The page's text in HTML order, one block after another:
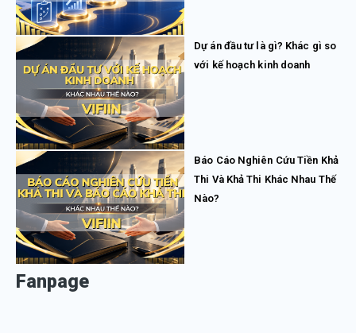
Dự án đầu tư là gì? Khác gì so
với kế hoạch kinh doanh
Báo Cáo Nghiên Cứu Tiền Khả
Thi Và Khả Thi Khác Nhau Thế
Nào?
Fanpage